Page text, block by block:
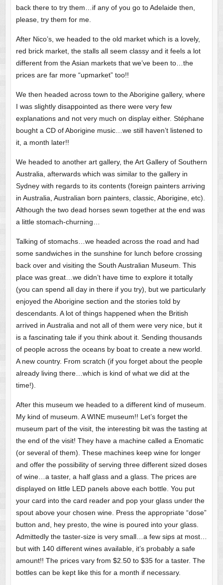
back there to try them…if any of you go to Adelaide then,
please, try them for me.
After Nico’s, we headed to the old market which is a lovely,
red brick market, the stalls all seem classy and it feels a lot
different from the Asian markets that we’ve been to…the
prices are far more “upmarket” too!!
We then headed across town to the Aborigine gallery, where
I was slightly disappointed as there were very few
explanations and not very much on display either. Stéphane
bought a CD of Aborigine music…we still haven’t listened to
it, a month later!!
We headed to another art gallery, the Art Gallery of Southern
Australia, afterwards which was similar to the gallery in
Sydney with regards to its contents (foreign painters arriving
in Australia, Australian born painters, classic, Aborigine, etc).
Although the two dead horses sewn together at the end was
a little stomach-churning…
Talking of stomachs…we headed across the road and had
some sandwiches in the sunshine for lunch before crossing
back over and visiting the South Australian Museum. This
place was great…we didn’t have time to explore it totally
(you can spend all day in there if you try), but we particularly
enjoyed the Aborigine section and the stories told by
descendants. A lot of things happened when the British
arrived in Australia and not all of them were very nice, but it
is a fascinating tale if you think about it. Sending thousands
of people across the oceans by boat to create a new world.
A new country. From scratch (if you forget about the people
already living there…which is kind of what we did at the
time!).
After this museum we headed to a different kind of museum.
My kind of museum. A WINE museum!! Let’s forget the
museum part of the visit, the interesting bit was the tasting at
the end of the visit! They have a machine called a Enomatic
(or several of them). These machines keep wine for longer
and offer the possibility of serving three different sized doses
of wine…a taster, a half glass and a glass. The prices are
displayed on little LED panels above each bottle. You put
your card into the card reader and pop your glass under the
spout above your chosen wine. Press the appropriate “dose”
button and, hey presto, the wine is poured into your glass.
Admittedly the taster-size is very small…a few sips at most…
but with 140 different wines available, it’s probably a safe
amount!! The prices vary from $2.50 to $35 for a taster. The
bottles can be kept like this for a month if necessary.